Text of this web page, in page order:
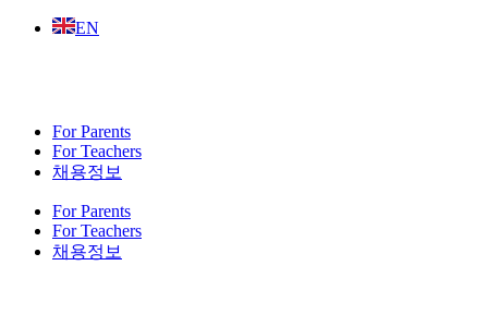
Skip
EN
For Parents
For Teachers
채용정보
For Parents
For Teachers
채용정보